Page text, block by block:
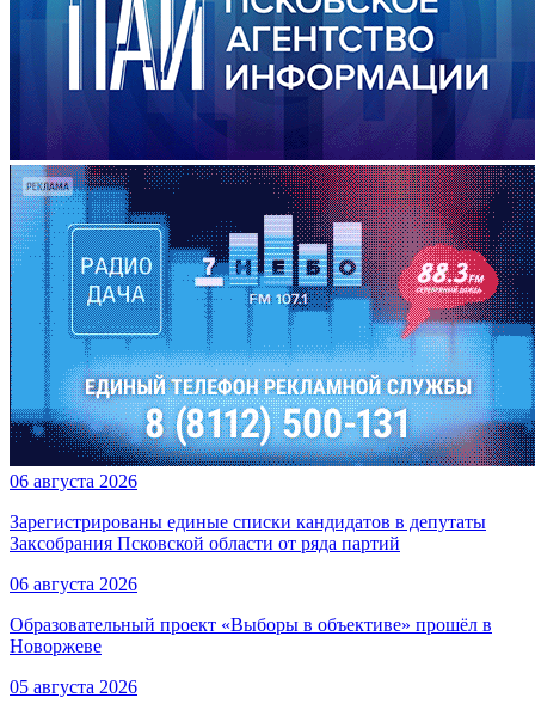
06 августа 2026
Зарегистрированы единые списки кандидатов в депутаты
Заксобрания Псковской области от ряда партий
06 августа 2026
Образовательный проект «Выборы в объективе» прошёл в
Новоржеве
05 августа 2026